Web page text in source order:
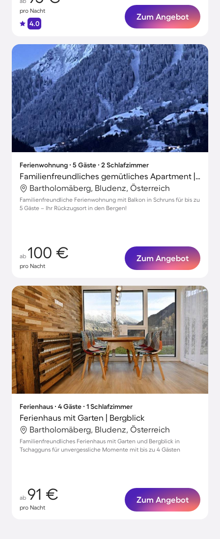
pro Nacht
4.0
Zum Angebot
Ferienwohnung ∙ 5 Gäste ∙ 2 Schlafzimmer
Familienfreundliches gemütliches Apartment | Skifahren in der Nähe | Perfekt für die Arbeit von Zuhause
Bartholomäberg, Bludenz, Österreich
Familienfreundliche Ferienwohnung mit Balkon in Schruns für bis zu
5 Gäste – Ihr Rückzugsort in den Bergen!
ab 100 €
pro Nacht
Zum Angebot
Ferienhaus ∙ 4 Gäste ∙ 1 Schlafzimmer
Ferienhaus mit Garten | Bergblick
Bartholomäberg, Bludenz, Österreich
Familienfreundliches Ferienhaus mit Garten und Bergblick in
Tschagguns für unvergessliche Momente mit bis zu 4 Gästen
ab 91 €
pro Nacht
Zum Angebot